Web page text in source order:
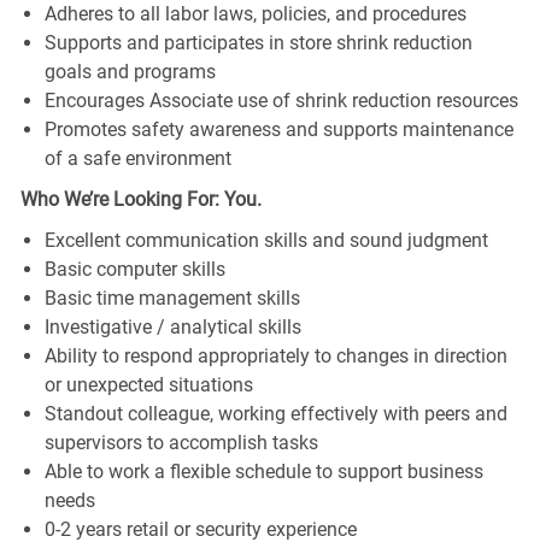
Adheres to all labor laws, policies, and procedures
Supports and participates in store shrink reduction
goals and programs
Encourages Associate use of shrink reduction resources
Promotes safety awareness and supports maintenance
of a safe environment
Who We’re Looking For: You.
Excellent communication skills and sound judgment
Basic computer skills
Basic time management skills
Investigative / analytical skills
Ability to respond appropriately to changes in direction
or unexpected situations
Standout colleague, working effectively with peers and
supervisors to accomplish tasks
Able to work a flexible schedule to support business
needs
0-2 years retail or security experience